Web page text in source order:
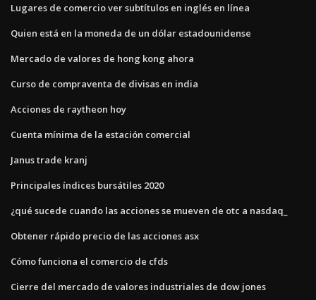
Lugares de comercio ver subtítulos en inglés en línea
Quien está en la moneda de un dólar estadounidense
Mercado de valores de hong kong ahora
Curso de compraventa de divisas en india
Acciones de raytheon hoy
Cuenta mínima de la estación comercial
Janus trade kranj
Principales índices bursátiles 2020
¿qué sucede cuando las acciones se mueven de otc a nasdaq_
Obtener rápido precio de las acciones asx
Cómo funciona el comercio de cfds
Cierre del mercado de valores industriales de dow jones